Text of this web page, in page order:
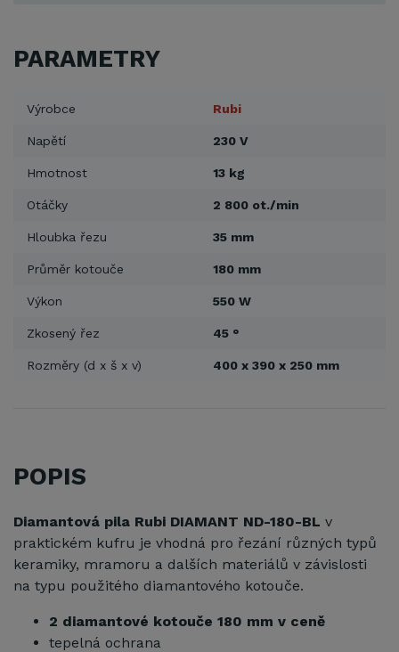
PARAMETRY
Výrobce Rubi
Napětí 230 V
Hmotnost 13 kg
Otáčky 2 800 ot./min
Hloubka řezu 35 mm
Průměr kotouče 180 mm
Výkon 550 W
Zkosený řez 45 °
Rozměry (d x š x v) 400 x 390 x 250 mm
POPIS
Diamantová pila Rubi DIAMANT ND-180-BL v
praktickém kufru je vhodná pro řezání různých typů
keramiky, mramoru a dalších materiálů v závislosti
na typu použitého diamantového kotouče.
2 diamantové kotouče 180 mm v ceně
tepelná ochrana